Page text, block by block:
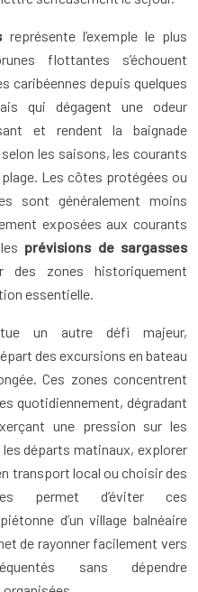
représente l’exemple le plus
flottantes s’échouent
caribéennes depuis quelques
qui dégagent une odeur
et rendent la baignade
les saisons, les courants
Les côtes protégées ou
sont généralement moins
exposées aux courants
prévisions de sargasses
zones historiquement
essentielle.
un autre défi majeur,
des excursions en bateau
Ces zones concentrent
quotidiennement, dégradant
une pression sur les
départs matinaux, explorer
transport local ou choisir des
permet d’éviter ces
d’un village balnéaire
de rayonner facilement vers
sans dépendre